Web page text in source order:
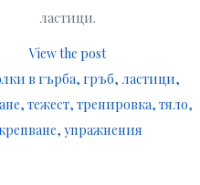
ластици.
View the post
в гърба гръб ластици
тежест тренировка тяло
упражнения